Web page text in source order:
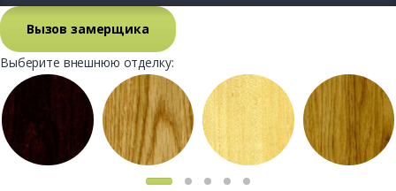
Вызов замерщика
Выберите внешнюю отделку: